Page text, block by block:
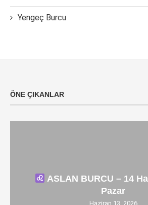
Yengeç Burcu
ÖNE ÇIKANLAR
ASLAN BURCU – 14
Pazar
Haziran 13, 2026